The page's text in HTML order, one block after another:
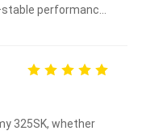
performance
325SK, whether